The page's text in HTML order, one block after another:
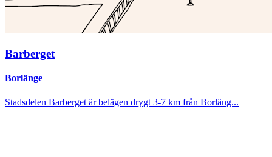
Barberget
Borlänge
Stadsdelen Barberget är belägen drygt 3-7 km från Borläng...